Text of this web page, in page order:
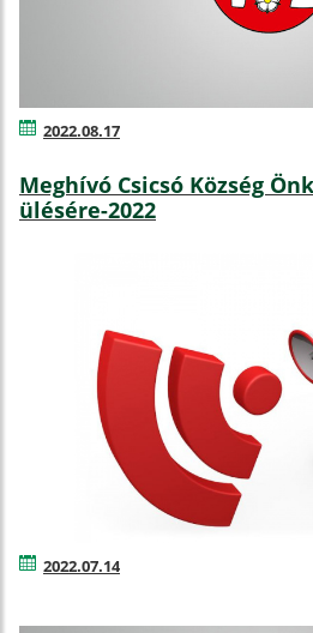
2022.08.17
Meghívó Csicsó Község
ülésére-2022
2022.07.14